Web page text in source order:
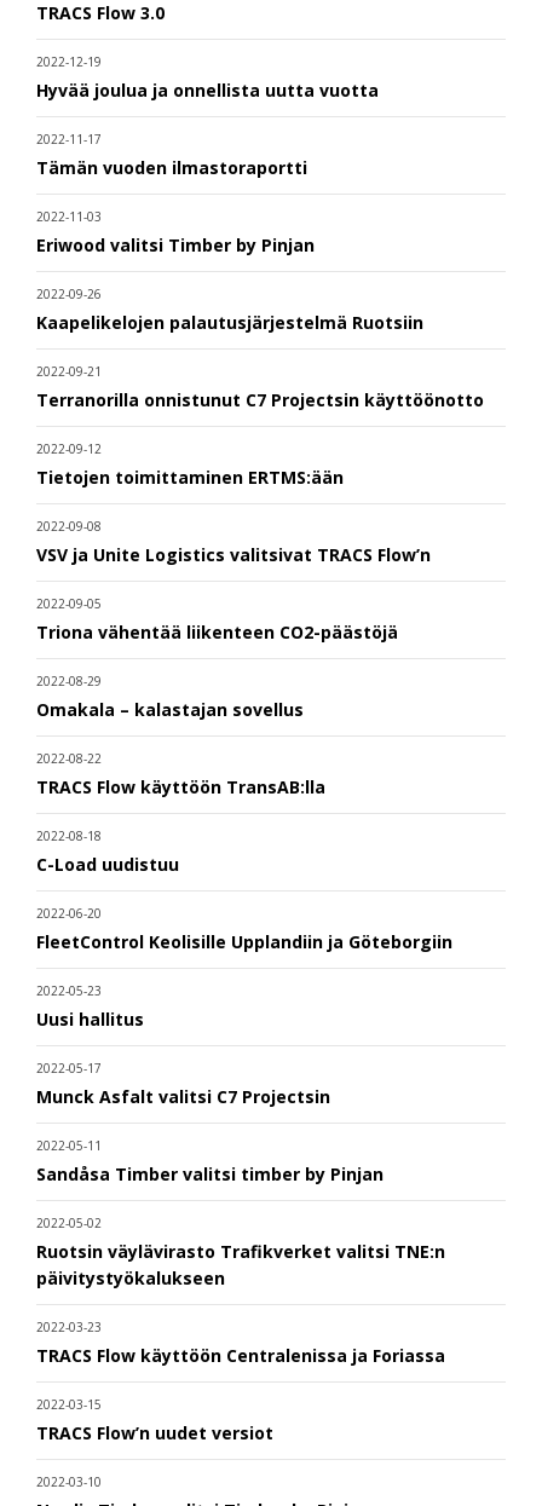
TRACS Flow 3.0
2022-12-19
Hyvää joulua ja onnellista uutta vuotta
2022-11-17
Tämän vuoden ilmastoraportti
2022-11-03
Eriwood valitsi Timber by Pinjan
2022-09-26
Kaapelikelojen palautusjärjestelmä Ruotsiin
2022-09-21
Terranorilla onnistunut C7 Projectsin käyttöönotto
2022-09-12
Tietojen toimittaminen ERTMS:ään
2022-09-08
VSV ja Unite Logistics valitsivat TRACS Flow’n
2022-09-05
Triona vähentää liikenteen CO2-päästöjä
2022-08-29
Omakala – kalastajan sovellus
2022-08-22
TRACS Flow käyttöön TransAB:lla
2022-08-18
C-Load uudistuu
2022-06-20
FleetControl Keolisille Upplandiin ja Göteborgiin
2022-05-23
Uusi hallitus
2022-05-17
Munck Asfalt valitsi C7 Projectsin
2022-05-11
Sandåsa Timber valitsi timber by Pinjan
2022-05-02
Ruotsin väylävirasto Trafikverket valitsi TNE:n
päivitystyökalukseen
2022-03-23
TRACS Flow käyttöön Centralenissa ja Foriassa
2022-03-15
TRACS Flow’n uudet versiot
2022-03-10